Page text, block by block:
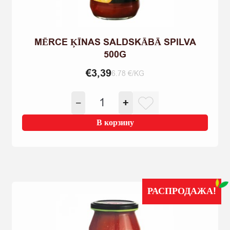
MĒRCE ĶĪNAS SALDSKĀBĀ SPILVA
500G
€3,396.78 €/KG
−
Количество
товара
MĒRCE
ĶĪNAS
+
В корзину
РАСПРОДАЖА!